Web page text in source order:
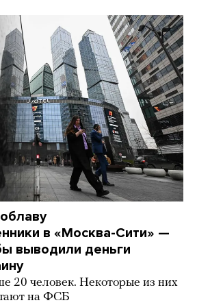
в «Москва-Сити» —
выводили деньги
20 человек. Некоторые из них
на ФСБ